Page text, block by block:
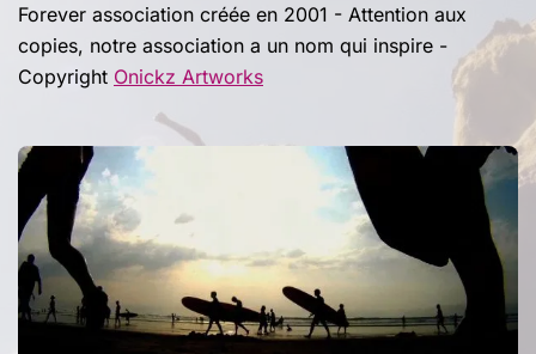
Forever association créée en 2001 - Attention aux
copies, notre association a un nom qui inspire -
Copyright Onickz Artworks